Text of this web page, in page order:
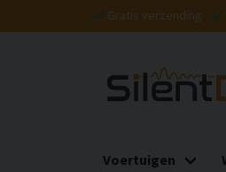
Gratis verzending
Voertuigen